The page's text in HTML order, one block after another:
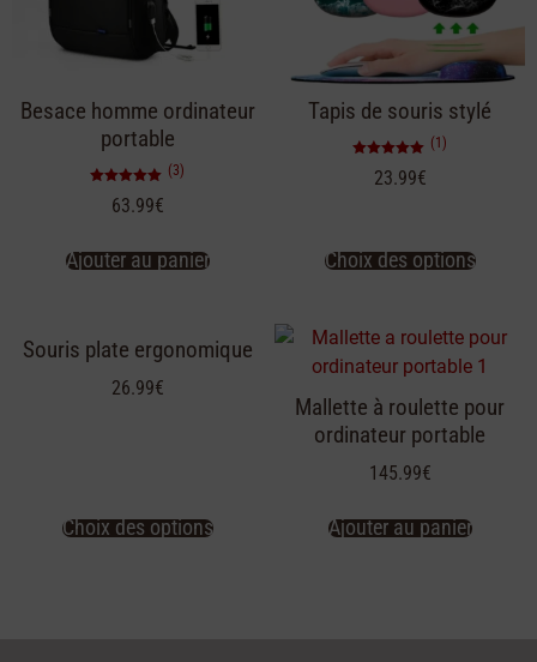
Besace homme ordinateur
portable
5.00
(3)
63.99€
Ajouter au panier
Tapis de souris stylé
5.00
(1)
23.99€
Choix des options
Souris plate ergonomique
26.99€
Choix des options
Mallette à roulette pour
ordinateur portable
145.99€
Ajouter au panier